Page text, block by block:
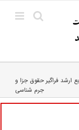
ارشد فراگیر حقوق جزا و
جرم شناسی